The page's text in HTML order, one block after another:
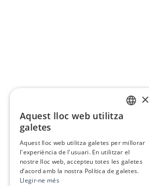
×
Aquest lloc web utilitza
galetes
Aquest lloc web utilitza galetes per millorar
l'experiència de l'usuari. En utilitzar el
nostre lloc web, accepteu totes les galetes
d’acord amb la nostra Política de galetes.
Llegir-ne més